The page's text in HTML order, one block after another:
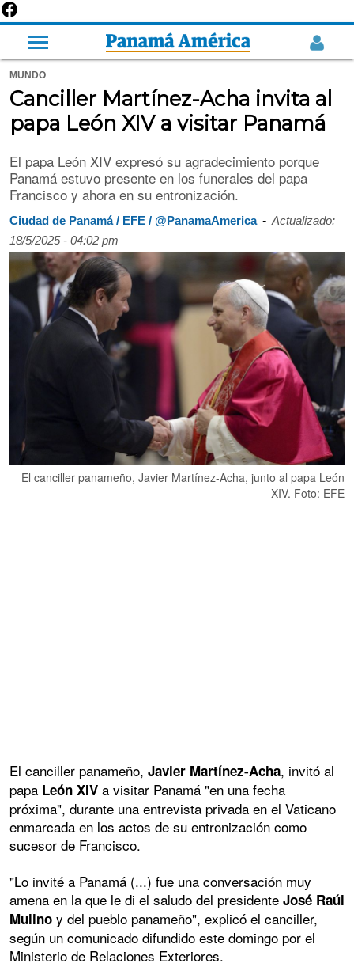
MUNDO
Canciller Martínez-Acha invita al
papa León XIV a visitar Panamá
El papa León XIV expresó su agradecimiento porque
Panamá estuvo presente en los funerales del papa
Francisco y ahora en su entronización.
Ciudad de Panamá / EFE / @PanamaAmerica - Actualizado:
18/5/2025 - 04:02 pm
El canciller panameño, Javier Martínez-Acha, junto al papa León
XIV. Foto: EFE
El canciller panameño, Javier Martínez-Acha, invitó al
papa León XIV a visitar Panamá "en una fecha
próxima", durante una entrevista privada en el Vaticano
enmarcada en los actos de su entronización como
sucesor de Francisco.
"Lo invité a Panamá (...) fue una conversación muy
amena en la que le di el saludo del presidente José Raúl
Mulino y del pueblo panameño", explicó el canciller,
según un comunicado difundido este domingo por el
Ministerio de Relaciones Exteriores.